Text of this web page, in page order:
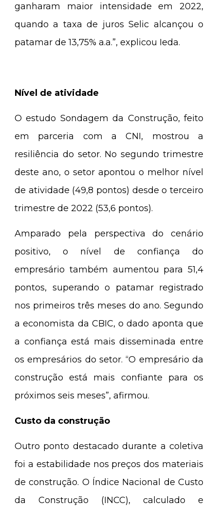
ganharam maior intensidade em 2022,
quando a taxa de juros Selic alcançou o
patamar de 13,75% a.a.”, explicou Ieda.
Nível de atividade
O estudo Sondagem da Construção, feito
em parceria com a CNI, mostrou a
resiliência do setor. No segundo trimestre
deste ano, o setor apontou o melhor nível
de atividade (49,8 pontos) desde o terceiro
trimestre de 2022 (53,6 pontos).
Amparado pela perspectiva do cenário
positivo, o nível de confiança do
empresário também aumentou para 51,4
pontos, superando o patamar registrado
nos primeiros três meses do ano. Segundo
a economista da CBIC, o dado aponta que
a confiança está mais disseminada entre
os empresários do setor. “O empresário da
construção está mais confiante para os
próximos seis meses”, afirmou.
Custo da construção
Outro ponto destacado durante a coletiva
foi a estabilidade nos preços dos materiais
de construção. O Índice Nacional de Custo
da Construção (INCC), calculado e